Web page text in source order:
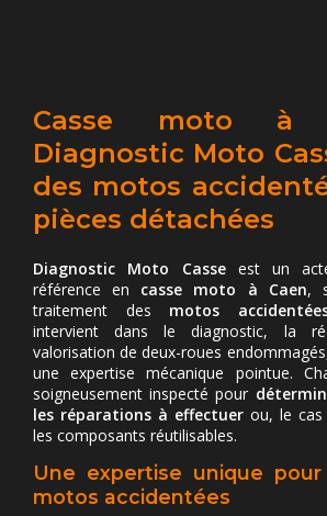
Casse moto à
Diagnostic Moto
des motos
pièces détachées
Diagnostic Moto Casseest un
référence en casse moto à Caen,
traitement des motos
intervient dans le diagnostic, la
valorisation de deux-roues
une expertise mécanique pointue.
soigneusement inspecté pour
les réparations à effectuer ou, le cas
les composants réutilisables.
Une expertise unique
motos accidentées